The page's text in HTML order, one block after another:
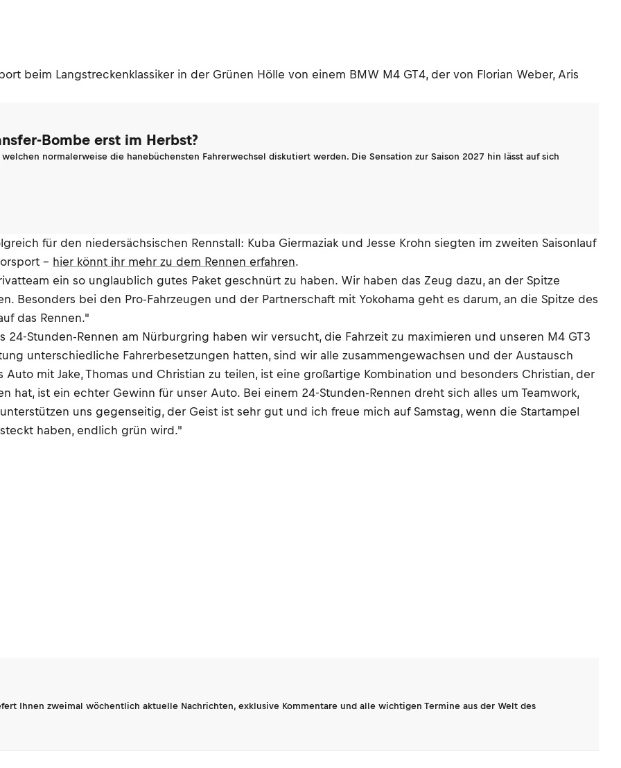
beim Langstreckenklassiker in der Grünen Hölle von einem BMW M4 GT4, der von Florian Weber, Aris
Bombe erst im Herbst?
normalerweise die hanebüchensten Fahrerwechsel diskutiert werden. Die Sensation zur Saison 2027 hin lässt auf sich
für den niedersächsischen Rennstall: Kuba Giermaziak und Jesse Krohn siegten im zweiten Saisonlauf
– hier könnt ihr mehr zu dem Rennen erfahren.
ein so unglaublich gutes Paket geschnürt zu haben. Wir haben das Zeug dazu, an der Spitze
Besonders bei den Pro-Fahrzeugen und der Partnerschaft mit Yokohama geht es darum, an die Spitze des
das Rennen."
24-Stunden-Rennen am Nürburgring haben wir versucht, die Fahrzeit zu maximieren und unseren M4 GT3
unterschiedliche Fahrerbesetzungen hatten, sind wir alle zusammengewachsen und der Austausch
mit Jake, Thomas und Christian zu teilen, ist eine großartige Kombination und besonders Christian, der
hat, ist ein echter Gewinn für unser Auto. Bei einem 24-Stunden-Rennen dreht sich alles um Teamwork,
uns gegenseitig, der Geist ist sehr gut und ich freue mich auf Samstag, wenn die Startampel
haben, endlich grün wird."
Ihnen zweimal wöchentlich aktuelle Nachrichten, exklusive Kommentare und alle wichtigen Termine aus der Welt des